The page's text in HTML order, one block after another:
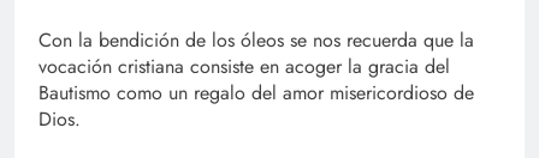
Con la bendición de los óleos se nos recuerda que la
vocación cristiana consiste en acoger la gracia del
Bautismo como un regalo del amor misericordioso de
Dios.